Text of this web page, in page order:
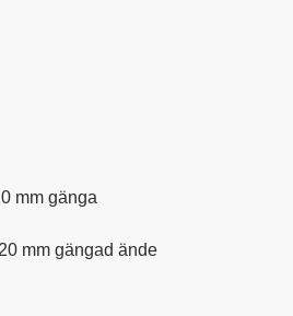
mm gänga
mm gängad ände